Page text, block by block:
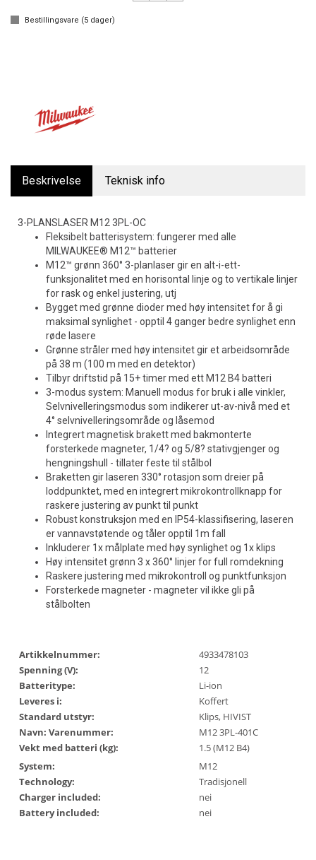
Bestillingsvare (5 dager)
Beskrivelse Teknisk info
3-PLANSLASER M12 3PL-OC
Fleksibelt batterisystem: fungerer med alle
MILWAUKEE® M12™ batterier
M12™ grønn 360° 3-planlaser gir en alt-i-ett-
funksjonalitet med en horisontal linje og to vertikale linjer
for rask og enkel justering, utj
Bygget med grønne dioder med høy intensitet for å gi
maksimal synlighet - opptil 4 ganger bedre synlighet enn
røde lasere
Grønne stråler med høy intensitet gir et arbeidsområde
på 38 m (100 m med en detektor)
Tilbyr driftstid på 15+ timer med ett M12 B4 batteri
3-modus system: Manuell modus for bruk i alle vinkler,
Selvnivelleringsmodus som indikerer ut-av-nivå med et
4° selvnivelleringsområde og låsemod
Integrert magnetisk brakett med bakmonterte
forsterkede magneter, 1/4? og 5/8? stativgjenger og
hengningshull - tillater feste til stålbol
Braketten gir laseren 330° rotasjon som dreier på
loddpunktet, med en integrert mikrokontrollknapp for
raskere justering av punkt til punkt
Robust konstruksjon med en IP54-klassifisering, laseren
er vannavstøtende og tåler opptil 1m fall
Inkluderer 1x målplate med høy synlighet og 1x klips
Høy intensitet grønn 3 x 360° linjer for full romdekning
Raskere justering med mikrokontroll og punktfunksjon
Forsterkede magneter - magneter vil ikke gli på
stålbolten
Artikkelnummer:
4933478103
Spenning (V):
12
Batteritype:
Li-ion
Leveres i:
Koffert
Standard utstyr:
Klips, HIVIST
Navn: Varenummer:
M12 3PL-401C
Vekt med batteri (kg):
1.5 (M12 B4)
System:
M12
Technology:
Tradisjonell
Charger included:
nei
Battery included:
nei